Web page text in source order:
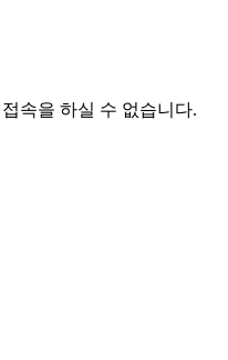
속을 하실 수 없습니다.